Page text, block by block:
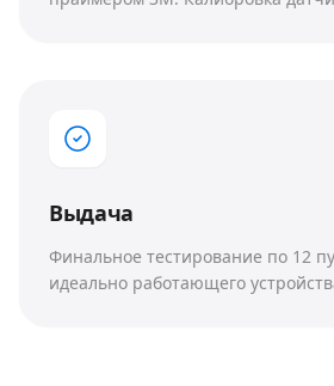
Выдача
Финальное тестирование по 12
идеально работающего